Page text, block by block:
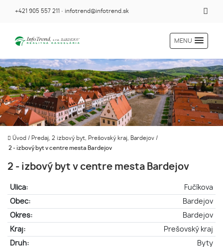
+421 905 557 211 · infotrend@infotrend.sk
MENU
Úvod / Predaj, 2 izbový byt, Prešovský kraj, Bardejov /
2 - izbový byt v centre mesta Bardejov
2 - izbový byt v centre mesta Bardejov
Ulica:
Fučíkova
Obec:
Bardejov
Okres:
Bardejov
Kraj:
Prešovský kraj
Druh:
Byty